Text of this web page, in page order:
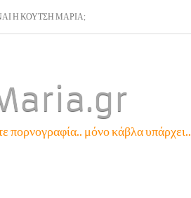
Η ΚΟΥΤΣΗ ΜΑΡΙΑ;
πορνογραφία.. μόνο κάβλα υπάρχει..